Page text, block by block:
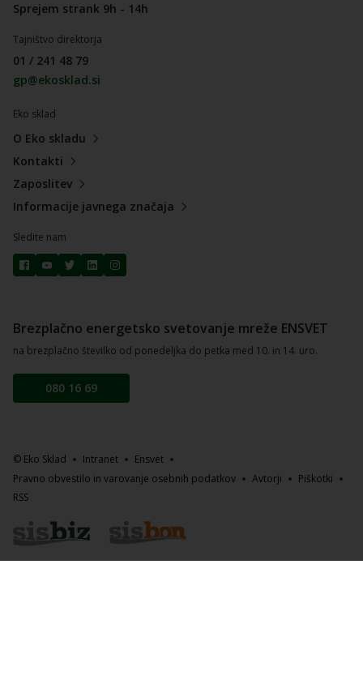
Sprejem strank 9h - 14h
Tajništvo direktorja
01 / 241 48 79
gp@ekosklad.si
Eko sklad
O Eko skladu
Kontakti
Zaposlitev
Informacije javnega značaja
Sledite nam
Brezplačno energetsko svetovanje mreže ENSVET
na brezplačno številko od ponedeljka do petka med 10. in 14. uro.
080 16 69
© Eko Sklad Intranet
Ensvet
Pravno obvestilo in varovanje osebnih podatkov
Avtorji
Piškotki
RSS